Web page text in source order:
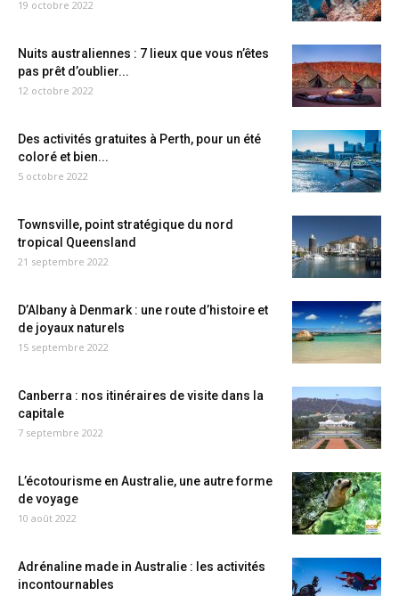
19 octobre 2022
Nuits australiennes : 7 lieux que vous n’êtes
pas prêt d’oublier...
12 octobre 2022
Des activités gratuites à Perth, pour un été
coloré et bien...
5 octobre 2022
Townsville, point stratégique du nord
tropical Queensland
21 septembre 2022
D’Albany à Denmark : une route d’histoire et
de joyaux naturels
15 septembre 2022
Canberra : nos itinéraires de visite dans la
capitale
7 septembre 2022
L’écotourisme en Australie, une autre forme
de voyage
10 août 2022
Adrénaline made in Australie : les activités
incontournables